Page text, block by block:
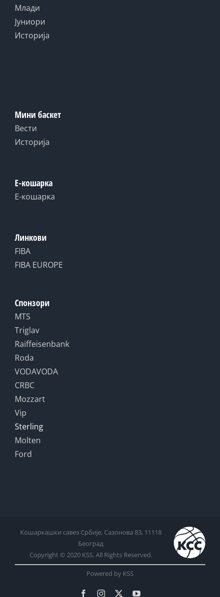
Млади
Јуниори
Историја
Мини баскет
Вести
Историја
Е-кошарка
Е-кошарка
Линкови
FIBA
FIBA EUROPE
Спонзори
MTS
Triglav
Raiffeisenbank
Roda
VODAVODA
CRBC
Mozzart
Vip
Sterling
Molten
Ford
Кошаркашки савез Србије, Сазонова 83, 11118
Београд
Copyright © 2020 KSS. All Rights Reserved.
Powered by KSS
FacebookInstagram YouTube